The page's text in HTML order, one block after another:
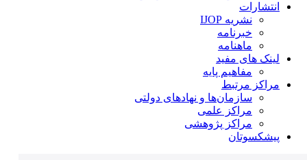
انتشارات
نشریه IJOP
خبرنامه
ماهنامه
لینک های مفید
مفاهیم پایه
مراکز مرتبط
سازمان‌ها و نهادهای دولتی
مراکز علمی
مراکز پژوهشی
پیشکسوتان